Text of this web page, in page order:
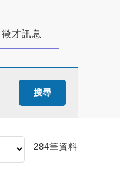
徵才訊息
搜尋
284筆資料